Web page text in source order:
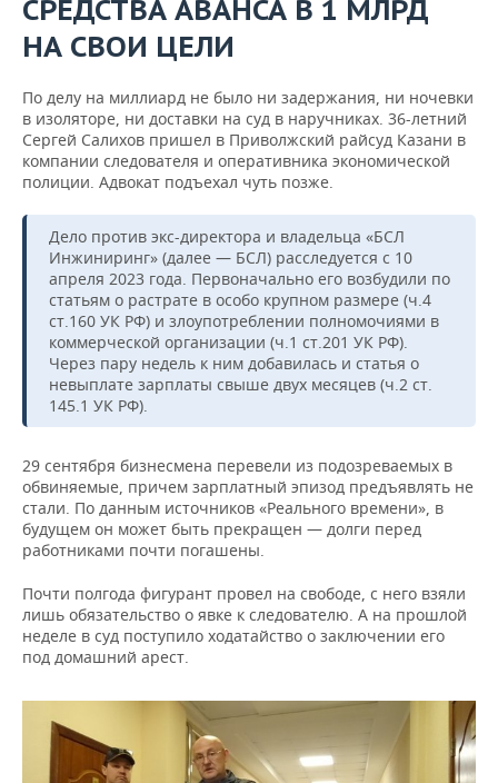
СРЕДСТВА АВАНСА В 1 МЛРД
НА СВОИ ЦЕЛИ
По делу на миллиард не было ни задержания, ни ночевки
в изоляторе, ни доставки на суд в наручниках. 36-летний
Сергей Салихов пришел в Приволжский райсуд Казани в
компании следователя и оперативника экономической
полиции. Адвокат подъехал чуть позже.
Дело против экс-директора и владельца «БСЛ
Инжиниринг» (далее — БСЛ) расследуется с 10
апреля 2023 года. Первоначально его возбудили по
статьям о растрате в особо крупном размере (ч.4
ст.160 УК РФ) и злоупотреблении полномочиями в
коммерческой организации (ч.1 ст.201 УК РФ).
Через пару недель к ним добавилась и статья о
невыплате зарплаты свыше двух месяцев (ч.2 ст.
145.1 УК РФ).
29 сентября бизнесмена перевели из подозреваемых в
обвиняемые, причем зарплатный эпизод предъявлять не
стали. По данным источников «Реального времени», в
будущем он может быть прекращен — долги перед
работниками почти погашены.
Почти полгода фигурант провел на свободе, с него взяли
лишь обязательство о явке к следователю. А на прошлой
неделе в суд поступило ходатайство о заключении его
под домашний арест.